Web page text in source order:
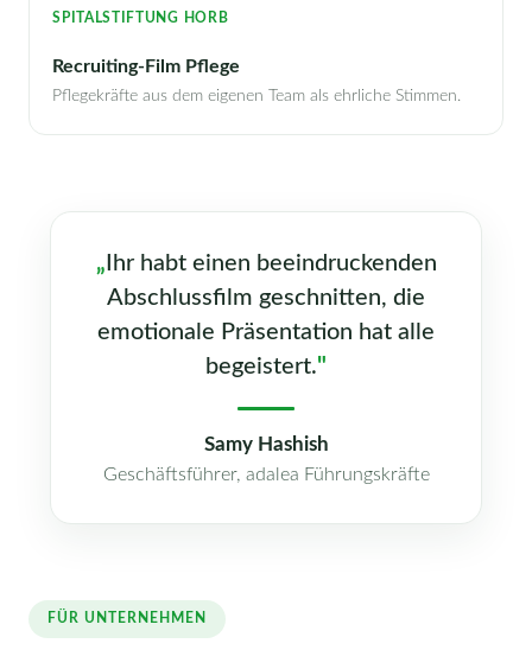
SPITALSTIFTUNG HORB
Recruiting-Film Pflege
Pflegekräfte aus dem eigenen Team als ehrliche Stimmen.
„ Ihr habt einen beeindruckenden
Abschlussfilm geschnitten, die
emotionale Präsentation hat alle
begeistert."
Samy Hashish
Geschäftsführer, adalea Führungskräfte
FÜR UNTERNEHMEN